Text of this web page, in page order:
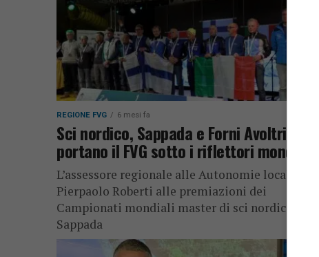
REGIONE FVG 6 mesi fa
Sci nordico, Sappada e Forni Avoltri
portano il FVG sotto i riflettori mondiali
L’assessore regionale alle Autonomie locali
Pierpaolo Roberti alle premiazioni dei
Campionati mondiali master di sci nordico a
Sappada